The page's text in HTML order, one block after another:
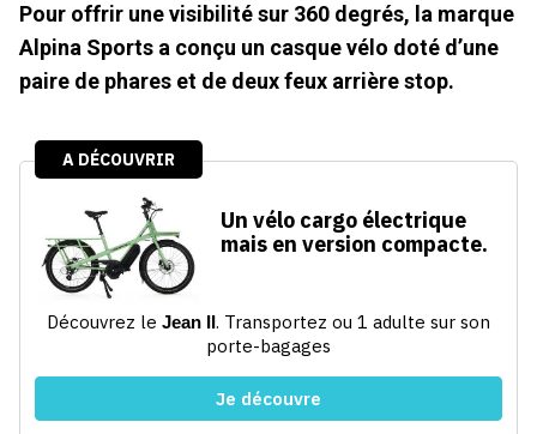
Pour offrir une visibilité sur 360 degrés, la marque
Alpina Sports a conçu un casque vélo doté d’une
paire de phares et de deux feux arrière stop.